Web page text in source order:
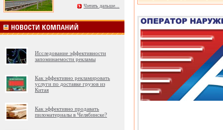
Читать дальше...
Исследование эффективности
запоминаемости рекламы
Как эффективно рекламировать
услуги по доставке грузов из
Китая
Как эффективно продавать
пиломатериалы в Челябинске?